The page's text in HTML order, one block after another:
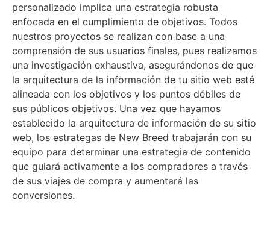
personalizado implica una estrategia robusta
enfocada en el cumplimiento de objetivos. Todos
nuestros proyectos se realizan con base a una
comprensión de sus usuarios finales, pues realizamos
una investigación exhaustiva, asegurándonos de que
la arquitectura de la información de tu sitio web esté
alineada con los objetivos y los puntos débiles de
sus públicos objetivos. Una vez que hayamos
establecido la arquitectura de información de su sitio
web, los estrategas de New Breed trabajarán con su
equipo para determinar una estrategia de contenido
que guiará activamente a los compradores a través
de sus viajes de compra y aumentará las
conversiones.